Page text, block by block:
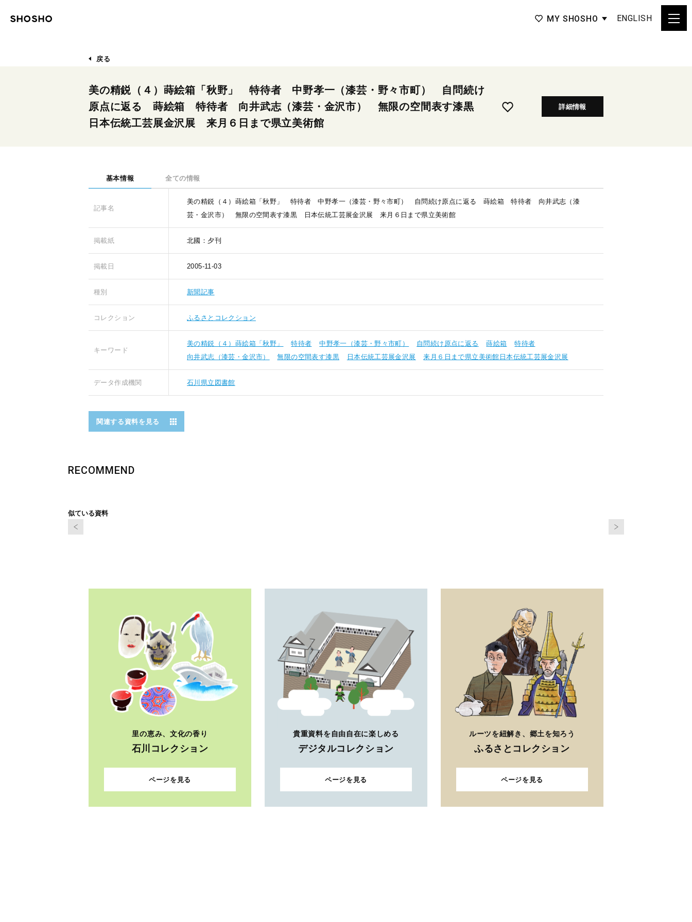
MY SHOSHO ENGLISH
戻る
美の精鋭（４）蒔絵箱「秋野」 特待者 中野孝一（漆芸・野々市町） 自問続け
原点に返る 蒔絵箱 特待者 向井武志（漆芸・金沢市） 無限の空間表す漆黒
日本伝統工芸展金沢展 来月６日まで県立美術館
詳細情報
基本情報 全ての情報
記事名
美の精鋭（４）蒔絵箱「秋野」 特待者 中野孝一（漆芸・野々市町） 自問続け原点に返る 蒔絵箱 特待者 向井武志（漆
芸・金沢市） 無限の空間表す漆黒 日本伝統工芸展金沢展 来月６日まで県立美術館
掲載紙 北國：夕刊
掲載日 2005-11-03
種別 新聞記事
コレクション ふるさとコレクション
キーワード
美の精鋭（４）蒔絵箱「秋野」 特待者 中野孝一（漆芸・野々市町） 自問続け原点に返る 蒔絵箱
特待者
向井武志（漆芸・金沢市）
無限の空間表す漆黒 日本伝統工芸展金沢展 来月６日まで県立美術館日本伝統工芸展金沢展
データ作成機関 石川県立図書館
関連する資料を見る
RECOMMEND
似ている資料
里の恵み、文化の香り
石川コレクション
ページを見る
貴重資料を自由自在に楽しめる
デジタルコレクション
ページを見る
ルーツを紐解き、郷土を知ろう
ふるさとコレクション
ページを見る